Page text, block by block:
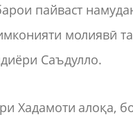
пайваст
молиявӣ
Саъдулло.
Хадамоти алоқа,